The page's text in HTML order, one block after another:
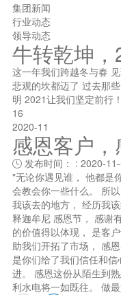
集团新闻
行业动态
领导动态
牛转乾坤
这一年我们跨越冬与春
悲观的坎都迈了 过去那
明 2021让我们坚定前行！
16
2020-11
感恩客户
发布时间： : 2020-
"无论你遇见谁， 他都是
会教会你一些什么。 所
我该去的地方， 经历我
释迦牟尼 感恩节， 感谢
的价值得以体现， 是客
助我们开拓了市场， 感
是你们给了我们信任和
进。 感恩这份从陌生到
利水电将一如既往。 做